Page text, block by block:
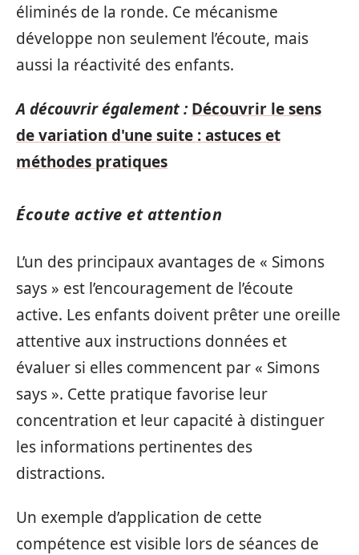
éliminés de la ronde. Ce mécanisme
développe non seulement l’écoute, mais
aussi la réactivité des enfants.
A découvrir également : Découvrir le sens
de variation d'une suite : astuces et
méthodes pratiques
Écoute active et attention
L’un des principaux avantages de « Simons
says » est l’encouragement de l’écoute
active. Les enfants doivent prêter une oreille
attentive aux instructions données et
évaluer si elles commencent par « Simons
says ». Cette pratique favorise leur
concentration et leur capacité à distinguer
les informations pertinentes des
distractions.
Un exemple d’application de cette
compétence est visible lors de séances de